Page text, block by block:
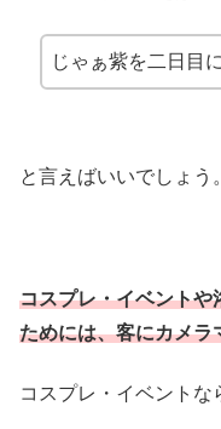
じゃぁ紫を二日目
と言えばいいでしょう。
コスプレ・イベントや
ためには、客にカメラ
コスプレ・イベントな